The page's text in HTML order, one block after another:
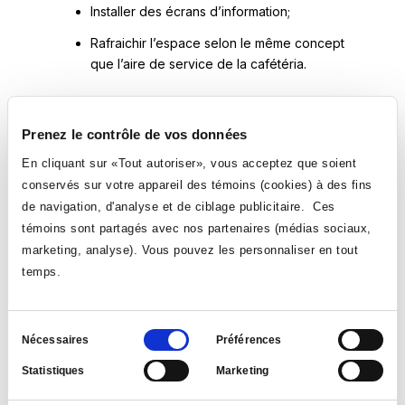
Prenez le contrôle de vos données
En cliquant sur «Tout autoriser», vous acceptez que soient
conservés sur votre appareil des témoins (cookies) à des fins
de navigation, d'analyse et de ciblage publicitaire. Ces
témoins sont partagés avec nos partenaires (médias sociaux,
marketing, analyse). Vous pouvez les personnaliser en tout
temps.
Sélection
consentement
Nécessaires Préférences
Statistiques Marketing
Installer des écrans d’information;
Rafraichir l’espace selon le même concept
que l’aire de service de la cafétéria.
seront fermés.
Rénovation des locaux de
Soins préhospitaliers
d’urgence
notamment au niveau 1, où se trouve la cafétéria du bloc G.
Repeindre les murs;